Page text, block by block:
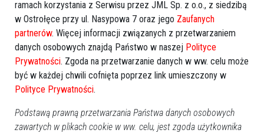
Tajemnicze zaginięcie 59-
letniej kobiety. Poszukiwania
zakrojone na szeroką skalę
[ZDJĘCIA]
Wypadek drogowy w
Józefowie. 23-latek nie
zachował bezpiecznego
odstępu
ramach korzystania z Serwisu przez JML Sp. z o.o., z siedzibą
w Ostrołęce przy ul. Nasypowa 7 oraz jego Zaufanych
partnerów. Więcej informacji związanych z przetwarzaniem
danych osobowych znajdą Państwo w naszej Polityce
Prywatności. Zgoda na przetwarzanie danych w ww. celu może
być w każdej chwili cofnięta poprzez link umieszczony w
Polityce Prywatności.
Podstawą prawną przetwarzania Państwa danych osobowych
zawartych w plikach cookie w ww. celu, jest zgoda użytkownika